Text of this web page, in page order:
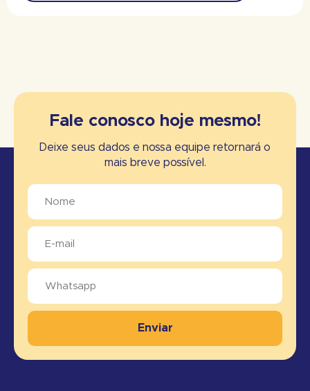
Fale conosco hoje mesmo!
Deixe seus dados e nossa equipe retornará o
mais breve possível.
Enviar